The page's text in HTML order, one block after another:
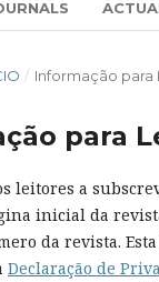
/ Informação para
para
leitores a
inicial da
da revista.
Declaração de